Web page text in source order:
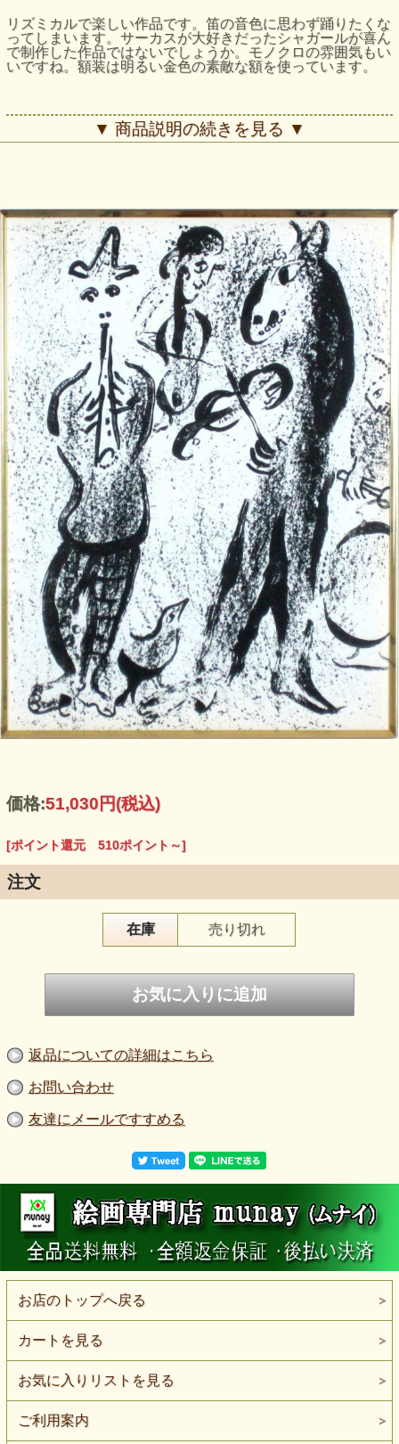
リズミカルで楽しい作品です。笛の音色に思わず踊りたくな
ってしまいます。サーカスが大好きだったシャガールが喜ん
で制作した作品ではないでしょうか。モノクロの雰囲気もい
いですね。額装は明るい金色の素敵な額を使っています。
▼ 商品説明の続きを見る ▼
価格:51,030円(税込)
[ポイント還元 510ポイント～]
注文
在庫 売り切れ
返品についての詳細はこちら
お問い合わせ
友達にメールですすめる
お店のトップへ戻る
カートを見る
お気に入りリストを見る
ご利用案内